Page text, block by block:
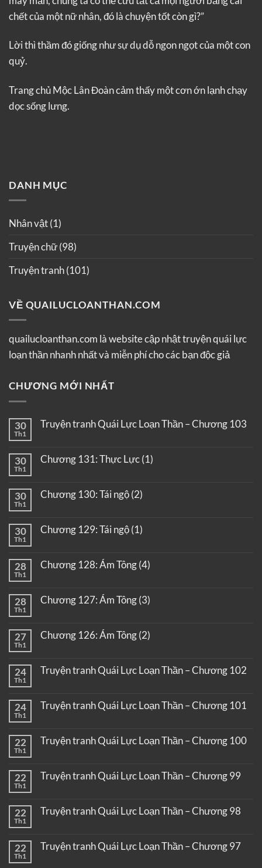
chết của một nữ nhân, đó là chuyện tốt còn gì?”
Lời thì thầm đó giống như sự dụ dỗ ngon ngọt của một con
quỷ.
Trang chủ Mộc Lân Đoàn cảm thấy một cơn ớn lạnh chạy
dọc sống lưng.
DANH MỤC
Nhân vật(1)
Truyện chữ(98)
Truyện tranh(101)
VỀ QUAILUCLOANTHAN.COM
quailucloanthan.com là website cập nhật truyện quái lực
loạn thần nhanh nhất và miễn phí cho các bạn độc giả
CHƯƠNG MỚI NHẤT
30
Th1
Truyện tranh Quái Lực Loạn Thần – Chương 103
30
Th1
Chương 131: Thực Lực (1)
30
Th1
Chương 130: Tái ngộ (2)
30
Th1
Chương 129: Tái ngộ (1)
28
Th1
Chương 128: Ám Tông (4)
28
Th1
Chương 127: Ám Tông (3)
27
Th1
Chương 126: Ám Tông (2)
24
Th1
Truyện tranh Quái Lực Loạn Thần – Chương 102
24
Th1
Truyện tranh Quái Lực Loạn Thần – Chương 101
22
Th1
Truyện tranh Quái Lực Loạn Thần – Chương 100
22
Th1
Truyện tranh Quái Lực Loạn Thần – Chương 99
22
Th1
Truyện tranh Quái Lực Loạn Thần – Chương 98
22
Th1
Truyện tranh Quái Lực Loạn Thần – Chương 97